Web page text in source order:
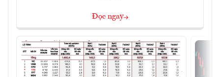
Đọc ngay